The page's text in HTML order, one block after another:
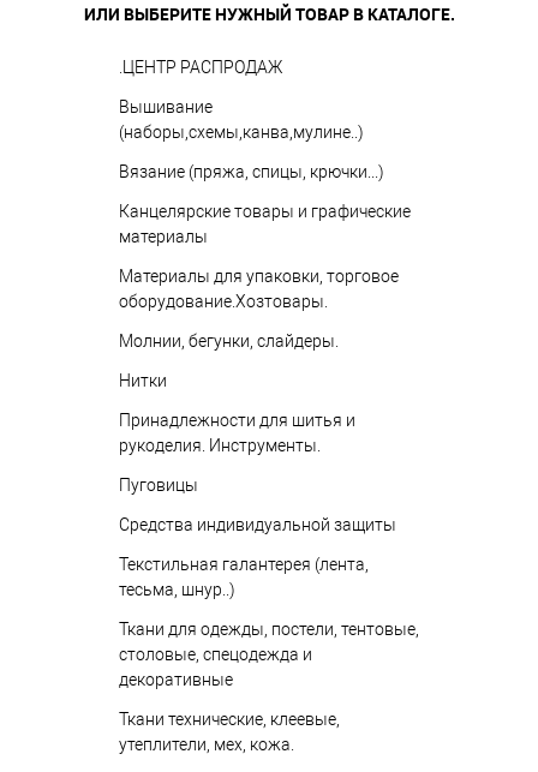
ИЛИ ВЫБЕРИТЕ НУЖНЫЙ ТОВАР В КАТАЛОГЕ.
.ЦЕНТР РАСПРОДАЖ
Вышивание
(наборы,схемы,канва,мулине..)
Вязание (пряжа, спицы, крючки...)
Канцелярские товары и графические
материалы
Материалы для упаковки, торговое
оборудование.Хозтовары.
Молнии, бегунки, слайдеры.
Нитки
Принадлежности для шитья и
рукоделия. Инструменты.
Пуговицы
Средства индивидуальной защиты
Текстильная галантерея (лента,
тесьма, шнур..)
Ткани для одежды, постели, тентовые,
столовые, спецодежда и
декоративные
Ткани технические, клеевые,
утеплители, мех, кожа.